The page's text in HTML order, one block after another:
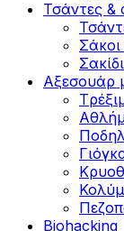
Τσάντες &
Αξεσουάρ
Biohacking